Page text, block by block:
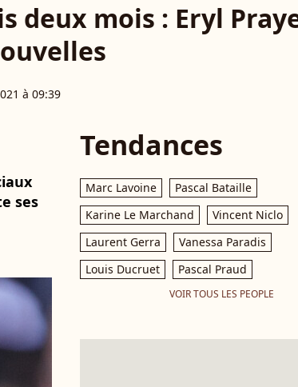
deux mois : Eryl
à 09:39
ses
Tendances
Marc Lavoine
Pascal Bataille
Karine Le Marchand
Vincent Niclo
Laurent Gerra
Vanessa Paradis
Louis Ducruet
Pascal Praud
VOIR TOUS LES PEOPLE